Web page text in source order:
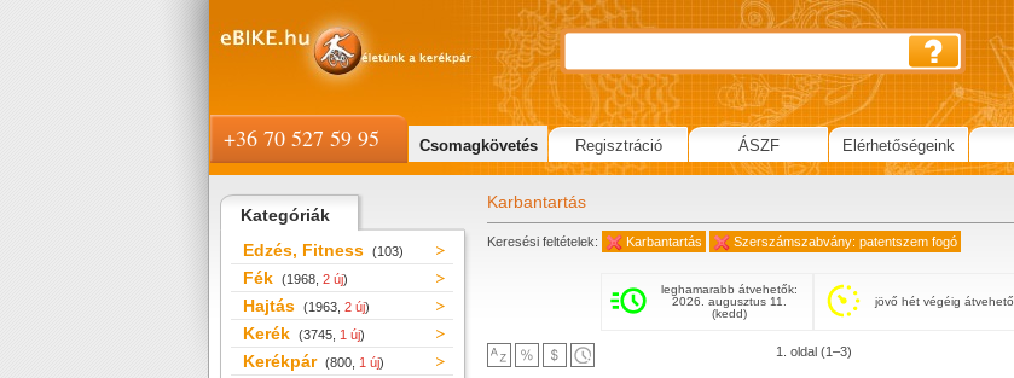
Kategóriák
Edzés, Fitness (103)
Fék (1968, 2 új)
Hajtás (1963, 2 új)
Kerék (3745, 1 új)
Kerékpár (800, 1 új)
Karbantartás
Keresési feltételek: Karbantartás Szerszámszabvány: patentszem fogó
leghamarabb átvehetők:
2026. augusztus 11.
(kedd)
jövő hét végéig átvehető
1. oldal (1–3)
+36 70 527 59 95 Csomagkövetés Regisztráció ÁSZF Elérhetőségeink